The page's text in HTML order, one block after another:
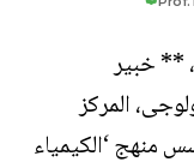
** خبير
المركز
منهج ‘الكيمياء